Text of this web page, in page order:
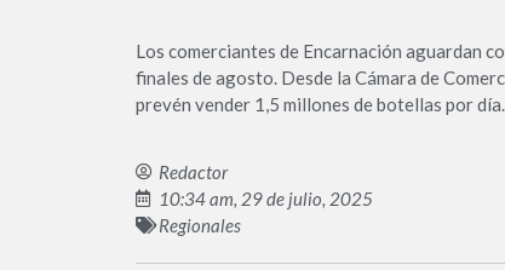
Los comerciantes de Encarnación aguardan
finales de agosto. Desde la Cámara de
prevén vender 1,5 millones de botellas por día.
Redactor
10:34 am, 29 de julio, 2025
Regionales